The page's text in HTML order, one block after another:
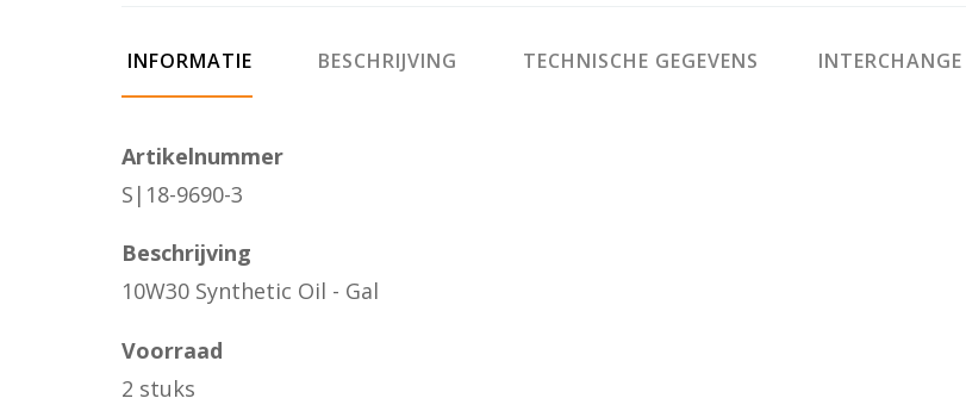
INFORMATIE BESCHRIJVING TECHNISCHE GEGEVENS INTERCHANGE
Artikelnummer
S|18-9690-3
Beschrijving
10W30 Synthetic Oil - Gal
Voorraad
2 stuks